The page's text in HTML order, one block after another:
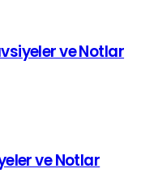
ve Notlar
ve Notlar